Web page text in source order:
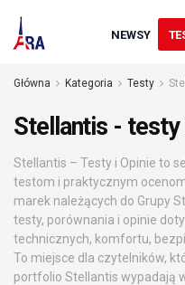
NEWSY
Główna Kategoria Testy
Stellantis - testy
Stellantis – Testy i Opinie to
testom i praktycznym
marek należących do Grupy
testy, porównania i opinie
technicznych, komfortu,
To miejsce dla czytelników,
portfolio Stellantis wypadają